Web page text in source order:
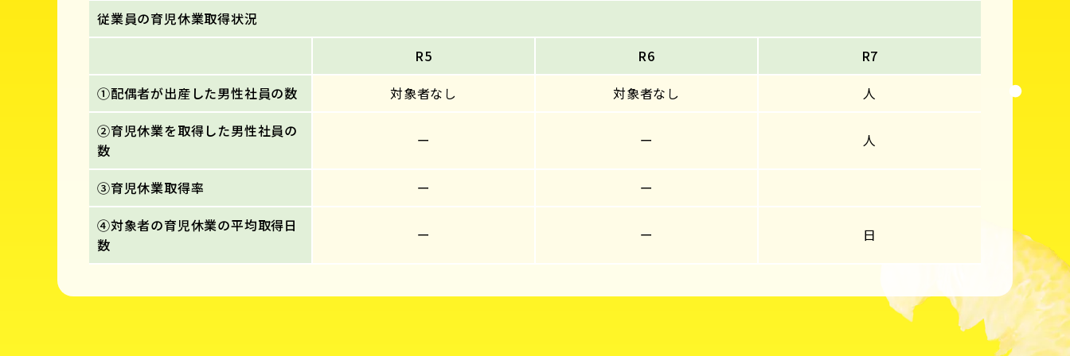
従業員の育児休業取得状況
R5
R6
R7
①配偶者が出産した男性社員の数
対象者なし 対象者なし
人
②育児休業を取得した男性社員の
数
ー ー 人
③育児休業取得率 ー
ー
④対象者の育児休業の平均取得日
数
ー ー 日